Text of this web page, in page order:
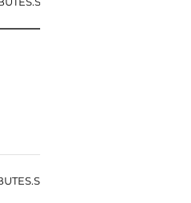
PRODUCT.MORE_THAN